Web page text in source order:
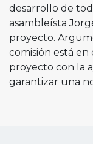
desarrollo de
asambleísta
proyecto.
comisión está
proyecto con la
garantizar una